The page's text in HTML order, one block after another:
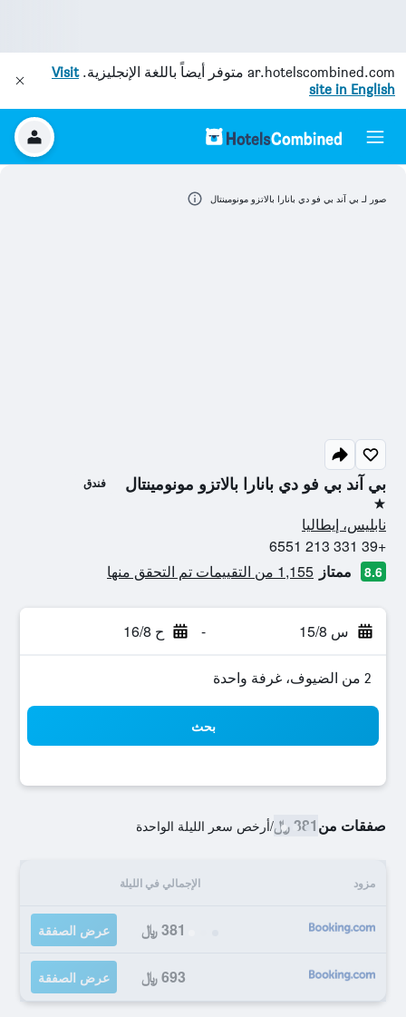
ar.hotelscombined.com متوفر أيضاً باللغة الإنجليزية.Visit
site in English
بي آند بي فو دي بانارا بالاتزو مونومينتال فندق
نجمة واحدة
نابليس، إيطاليا
+39 331 213 6551
8.6 ممتاز 1,155 من التقييمات تم التحقق منها
س 15/8 - ح 16/8
2 من الضيوف، غرفة واحدة
بحث
صفقات من381 ﷼ /أرخص سعر الليلة الواحدة
مزود الإجمالي في الليلة
381 ﷼ عرض الصفقة
693 ﷼ عرض الصفقة
صور لـ بي آند بي فو دي بانارا بالاتزو مونومينتال